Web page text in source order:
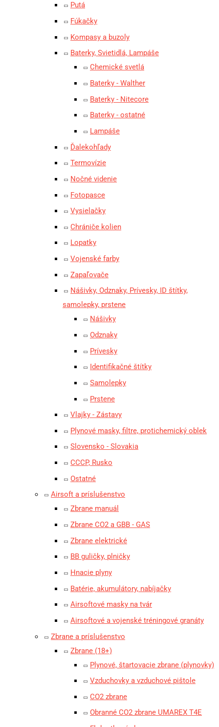
Putá
Fúkačky
Kompasy a buzoly
Baterky, Svietidlá, Lampáše
Chemické svetlá
Baterky - Walther
Baterky - Nitecore
Baterky - ostatné
Lampáše
Ďalekohľady
Termovízie
Nočné videnie
Fotopasce
Vysielačky
Chrániče kolien
Lopatky
Vojenské farby
Zapaľovače
Nášivky, Odznaky, Prívesky, ID štítky,
samolepky, prstene
Nášivky
Odznaky
Prívesky
Identifikačné štítky
Samolepky
Prstene
Vlajky - Zástavy
Plynové masky, filtre, protichemický oblek
Slovensko - Slovakia
CCCP, Rusko
Ostatné
Airsoft a príslušenstvo
Zbrane manuál
Zbrane CO2 a GBB - GAS
Zbrane elektrické
BB guličky, plničky
Hnacie plyny
Batérie, akumulátory, nabíjačky
Airsoftové masky na tvár
Airsoftové a vojenské tréningové granáty
Zbrane a príslušenstvo
Zbrane (18+)
Plynové, štartovacie zbrane (plynovky)
Vzduchovky a vzduchové pištole
CO2 zbrane
Obranné CO2 zbrane UMAREX T4E